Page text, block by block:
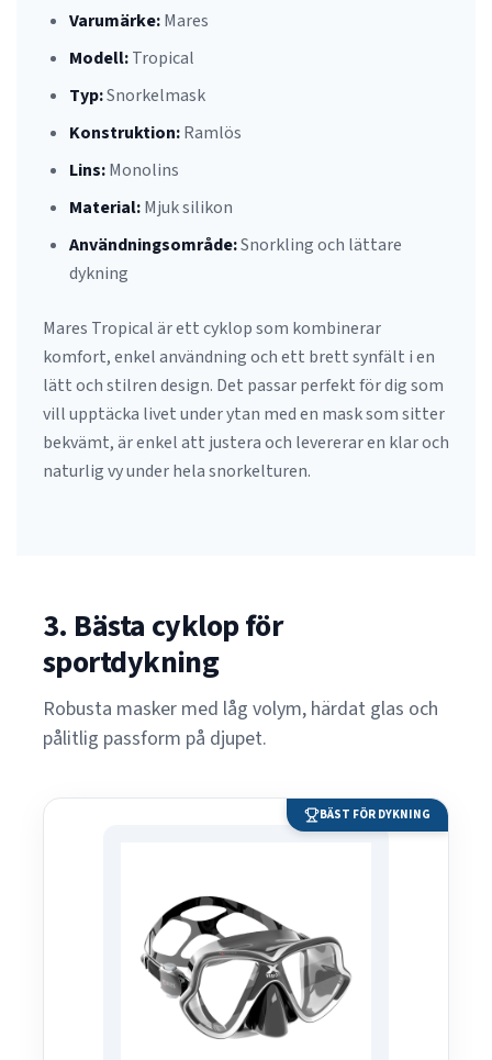
Varumärke:Mares
Modell:Tropical
Typ:Snorkelmask
Konstruktion:Ramlös
Lins:Monolins
Material:Mjuk silikon
Användningsområde:Snorkling och lättare
dykning
Mares Tropical är ett cyklop som kombinerar
komfort, enkel användning och ett brett synfält i en
lätt och stilren design. Det passar perfekt för dig som
vill upptäcka livet under ytan med en mask som sitter
bekvämt, är enkel att justera och levererar en klar och
naturlig vy under hela snorkelturen.
3. Bästa cyklop för
sportdykning
Robusta masker med låg volym, härdat glas och
pålitlig passform på djupet.
BÄST FÖR DYKNING